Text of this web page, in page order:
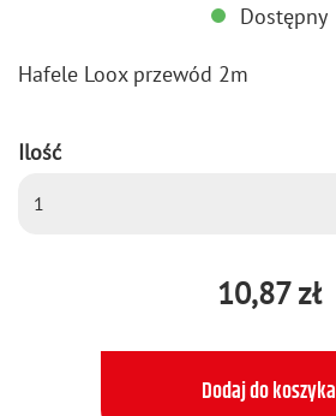
Dostępny
Ha­fe­le Loox prze­wód 2m
Ilość
10,87 zł
Dodaj do koszyka